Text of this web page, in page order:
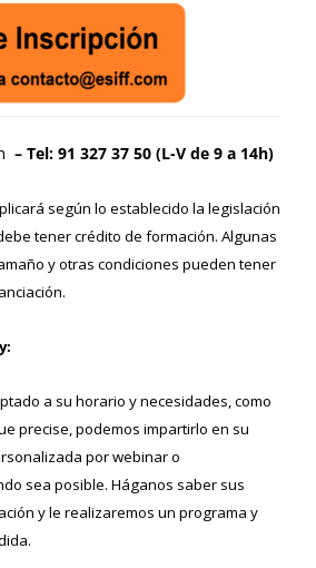
– Tel: 91 327 37 50 (L-V de 9 a 14h)
según lo establecido la legislación
tener crédito de formación. Algunas
y otras condiciones pueden tener
a su horario y necesidades, como
precise, podemos impartirlo en su
por webinar o
sea posible. Háganos saber sus
y le realizaremos un programa y